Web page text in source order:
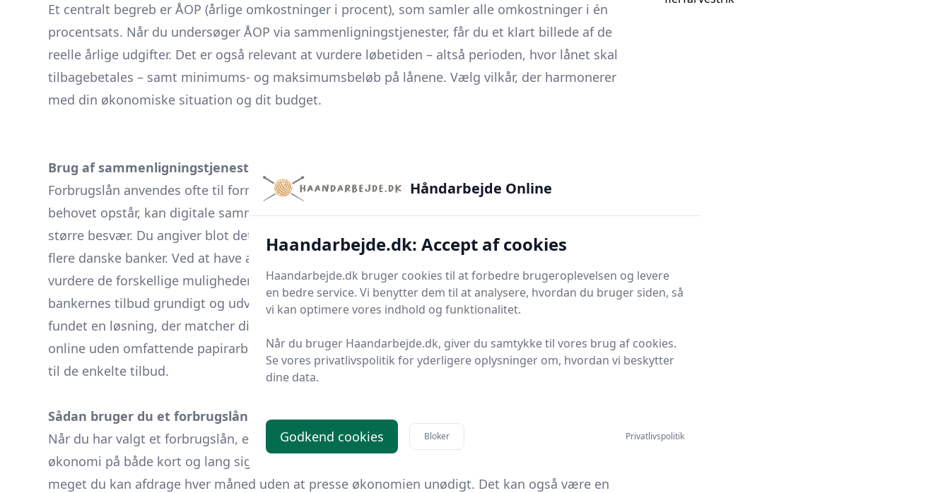
Et centralt begreb er ÅOP (årlige omkostninger i procent), som samler alle omkostninger i én
procentsats. Når du undersøger ÅOP via sammenligningstjenester, får du et klart billede af de
reelle årlige udgifter. Det er også relevant at vurdere løbetiden – altså perioden, hvor lånet skal
tilbagebetales – samt minimums- og maksimumsbeløb på lånene. Vælg vilkår, der harmonerer
med din økonomiske situation og dit budget.
Brug af sammenligningstjenester i praksis
Forbrugslån anvendes ofte til formål som boligforbedringer eller uforudsete udgifter. Når
behovet opstår, kan digitale sammenligningstjenester gøre det lettere at komme videre uden
større besvær. Du angiver blot det ønskede lånebeløb og løbetid og modtager herefter tilbud fra
flere danske banker. Ved at have alle relevante oplysninger samlet ét sted bliver det nemmere at
vurdere de forskellige muligheder og træffe et valg baseret på fakta. Du kan gennemgå hvert af
bankernes tilbud grundigt og udvælge det lån, som passer bedst til dine præferencer. Når du har
fundet en løsning, der matcher dine ønsker, kan ansøgningsprocessen oftest gennemføres
online uden omfattende papirarbejde. Det sparer tid og gør det mere overskueligt at tage stilling
til de enkelte tilbud.
Sådan bruger du et forbrugslån ansvarligt i din økonomi
Når du har valgt et forbrugslån, er det vigtigt at anvende det på en måde, der understøtter din
økonomi på både kort og lang sigt. Start med at lægge et realistisk budget, så du ved, hvor
meget du kan afdrage hver måned uden at presse økonomien unødigt. Det kan også være en
Håndarbejde Online
Haandarbejde.dk: Accept af cookies
Haandarbejde.dk bruger cookies til at forbedre brugeroplevelsen og levere
en bedre service. Vi benytter dem til at analysere, hvordan du bruger siden, så
vi kan optimere vores indhold og funktionalitet.
Når du bruger Haandarbejde.dk, giver du samtykke til vores brug af cookies.
Se vores privatlivspolitik for yderligere oplysninger om, hvordan vi beskytter
dine data.
Godkend cookies Bloker Privatlivspolitik